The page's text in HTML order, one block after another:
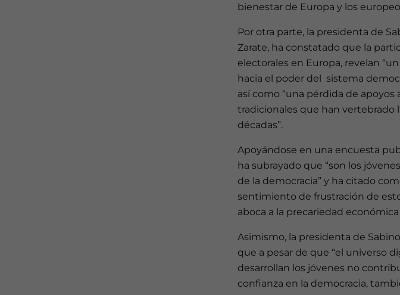
bienestar de Europa y los
Por otra parte, la presidenta de
Zarate, ha constatado que la
electorales en Europa, revelan
hacia el poder del sistema
así como “una pérdida de
tradicionales que han vertebrado
décadas”.
Apoyándose en una encuesta
ha subrayado que “son los
de la democracia” y ha citado
sentimiento de frustración de
aboca a la precariedad
Asimismo, la presidenta de
que a pesar de que “el universo
desarrollan los jóvenes no
confianza en la democracia,